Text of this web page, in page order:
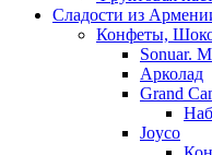
Сладости из
Конфеты,
Sonuar.
Арколад
Grand
Joyco